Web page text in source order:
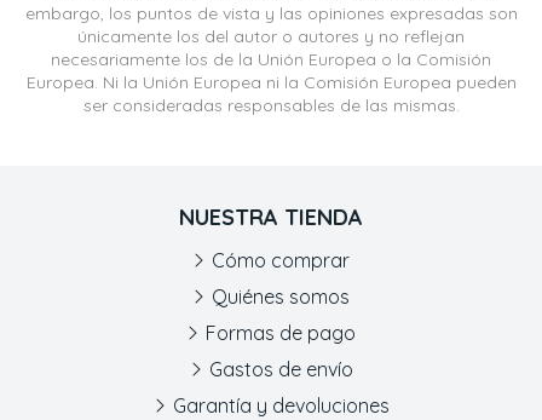
embargo, los puntos de vista y las opiniones expresadas son
únicamente los del autor o autores y no reflejan
necesariamente los de la Unión Europea o la Comisión
Europea. Ni la Unión Europea ni la Comisión Europea pueden
ser consideradas responsables de las mismas.
NUESTRA TIENDA
Cómo comprar
Quiénes somos
Formas de pago
Gastos de envío
Garantía y devoluciones